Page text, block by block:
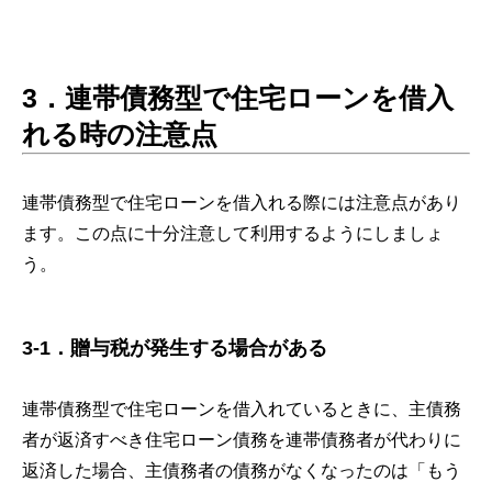
3．連帯債務型で住宅ローンを借入
れる時の注意点
連帯債務型で住宅ローンを借入れる際には注意点があり
ます。この点に十分注意して利用するようにしましょ
う。
3-1．贈与税が発生する場合がある
連帯債務型で住宅ローンを借入れているときに、主債務
者が返済すべき住宅ローン債務を連帯債務者が代わりに
返済した場合、主債務者の債務がなくなったのは「もう